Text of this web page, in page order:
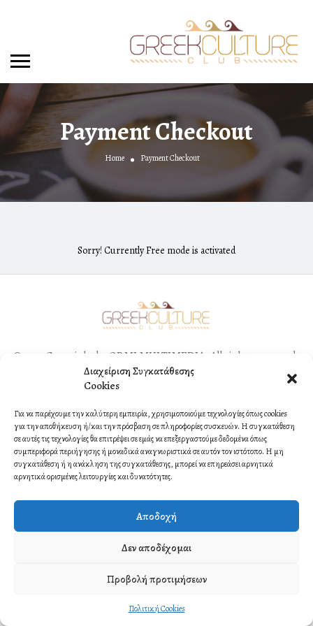
Διαχείριση Συγκατάθεσης
Cookies
Για να παρέχουμε την καλύτερη εμπειρία, χρησιμοποιούμε τεχνολογίες όπως cookies
για την αποθήκευση ή/και την πρόσβαση σε πληροφορίες συσκευών. Η συγκατάθεση
σε αυτές τις τεχνολογίες θα επιτρέψει σε εμάς να επεξεργαστούμε δεδομένα όπως
συμπεριφορά περιήγησης ή μοναδικά αναγνωριστικά σε αυτόν τον ιστότοπο. Η μη
συγκατάθεση ή η ανάκληση της συγκατάθεσης, μπορεί να επηρεάσει αρνητικά
αρνητικά ορισμένες λειτουργίες και δυνατότητες.
Αποδοχή
Δεν αποδέχομαι
Προβολή προτιμήσεων
Πολιτική Cookies
Payment Checkout
Home Payment Checkout
Sorry! Currently Free mode is activated
©2021 Copyright by ORMI MULTIMEDIA. All rights reserved.
Contact